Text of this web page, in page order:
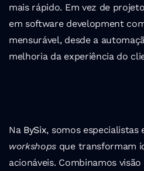
mais rápido. Em vez de
em software development
mensurável, desde a
melhoria da experiência do
Na BySix, somos
workshops que transformam
acionáveis. Combinamos